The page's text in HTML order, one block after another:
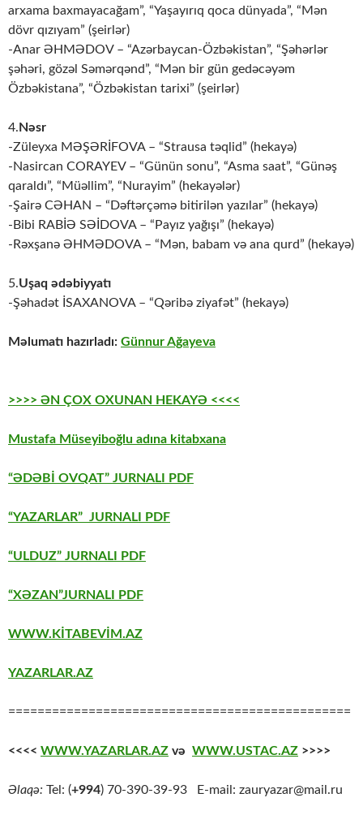
arxama baxmayacağam”, “Yaşayırıq qoca dünyada”, “Mən
dövr qızıyam” (şeirlər)
-Anar ƏHMƏDOV – “Azərbaycan-Özbəkistan”, “Şəhərlər
şəhəri, gözəl Səmərqənd”, “Mən bir gün gedəcəyəm
Özbəkistana”, “Özbəkistan tarixi” (şeirlər)
4. Nəsr
-Züleyxa MƏŞƏRİFOVA – “Strausa təqlid” (hekayə)
-Nasircan CORAYEV – “Günün sonu”, “Asma saat”, “Günəş
qaraldı”, “Müəllim”, “Nurayim” (hekayələr)
-Şairə CƏHAN – “Dəftərçəmə bitirilən yazılar” (hekayə)
-Bibi RABİƏ SƏİDOVA – “Payız yağışı” (hekayə)
-Rəxşanə ƏHMƏDOVA – “Mən, babam və ana qurd” (hekayə)
5.Uşaq ədəbiyyatı
-Şəhadət İSAXANOVA – “Qəribə ziyafət” (hekayə)
Məlumatı hazırladı: Günnur Ağayeva
>>>> ƏN ÇOX OXUNAN HEKAYƏ <<<<
Mustafa Müseyiboğlu adına kitabxana
“ƏDƏBİ OVQAT” JURNALI PDF
“YAZARLAR” JURNALI PDF
“ULDUZ” JURNALI PDF
“XƏZAN”JURNALI PDF
WWW.KİTABEVİM.AZ
YAZARLAR.AZ
===============================================
<<<< WWW.YAZARLAR.AZ və WWW.USTAC.AZ >>>>
Əlaqə: Tel: (+994) 70-390-39-93 E-mail: zauryazar@mail.ru